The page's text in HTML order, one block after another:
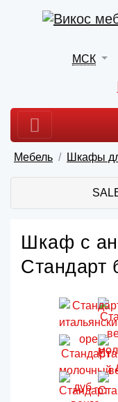
МСК
Мебель Шкафы
Шкаф с
Стандарт